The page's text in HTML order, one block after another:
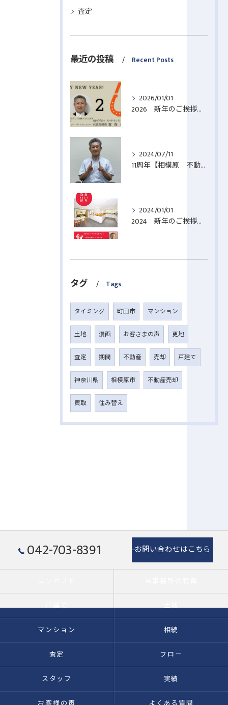
査定
最近の投稿 Recent Posts
2026/01/01
2026 新年のご挨拶【相模原 不動産売却】
2024/07/11
11周年【相模原 不動産売却】
2024/01/01
2024 新年のご挨拶【相模原 不動産売却】
タグ Tags
タイミング 町田市 マンション
土地 漫画 お客さまの声 更地
査定 期間 不動産 売却 戸建て
神奈川県 相模原市 不動産売却
買取 住み替え
042-703-8391 お問い合わせはこちら
戸建て 土地
マンション 相続
査定 フロー
スタッフ 実績